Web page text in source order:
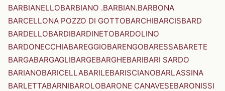
BARBIANELLOBARBIANO .BARBIAN.BARBONA
BARCELLONA POZZO DI GOTTOBARCHIBARCISBARD
BARDELLOBARDIBARDINETOBARDOLINO
BARDONECCHIABAREGGIOBARENGOBARESSABARETE
BARGABARGAGLIBARGEBARGHEBARIBARI SARDO
BARIANOBARICELLABARILEBARISCIANOBARLASSINA
BARLETTABARNIBAROLOBARONE CANAVESEBARONISSI